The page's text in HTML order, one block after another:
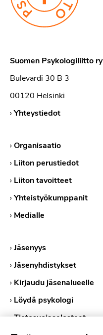
Suomen Psykologiliitto ry
Bulevardi 30 B 3
00120 Helsinki
›Yhteystiedot
›Organisaatio
› Liiton perustiedot
› Liiton tavoitteet
›Yhteistyökumppanit
› Medialle
›Jäsenyys
›Jäsenyhdistykset
› Kirjaudu jäsenalueelle
› Löydä psykologi
›Tietosuojaselosteet